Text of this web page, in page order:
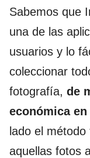
Sabemos que
una de las
usuarios y lo
coleccionar
fotografía, de
económica
lado el
aquellas fotos